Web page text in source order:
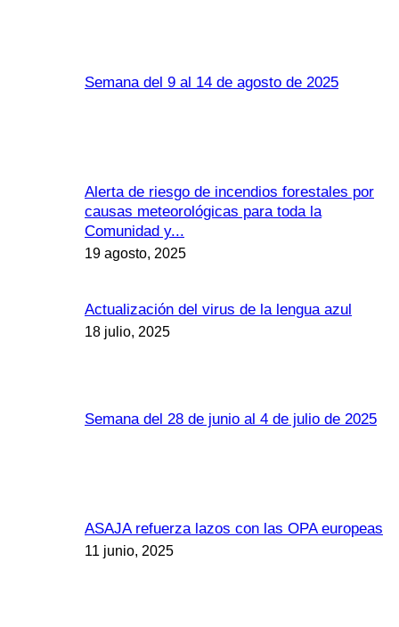
Semana del 9 al 14 de agosto de 2025
Alerta de riesgo de incendios forestales por
causas meteorológicas para toda la
Comunidad y...
19 agosto, 2025
Actualización del virus de la lengua azul
18 julio, 2025
Semana del 28 de junio al 4 de julio de 2025
ASAJA refuerza lazos con las OPA europeas
11 junio, 2025